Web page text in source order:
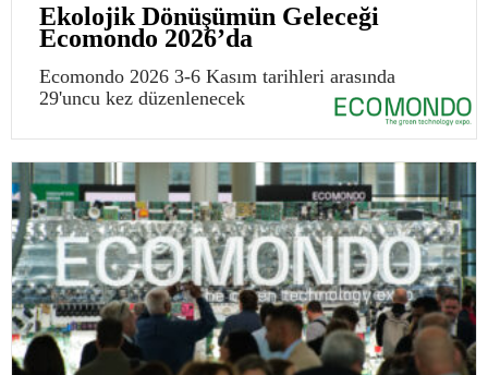
Ekolojik Dönüşümün Geleceği
Ecomondo 2026’da
Ecomondo 2026 3-6 Kasım tarihleri arasında
29'uncu kez düzenlenecek